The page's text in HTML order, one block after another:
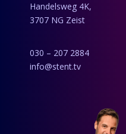
Handelsweg 4K,
3707 NG Zeist
030 – 207 2884
info@stent.tv